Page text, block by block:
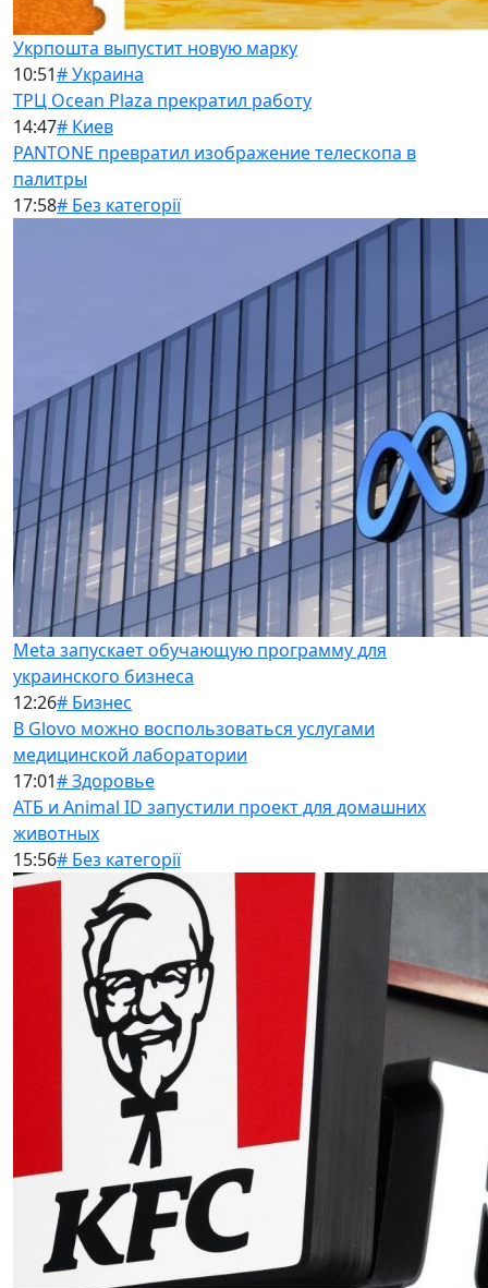
Укрпошта выпустит новую марку
10:51# Украина
ТРЦ Ocean Plaza прекратил работу
14:47# Киев
PANTONE превратил изображение телескопа в
палитры
17:58# Без категорії
Meta запускает обучающую программу для
украинского бизнеса
12:26# Бизнес
В Glovo можно воспользоваться услугами
медицинской лаборатории
17:01# Здоровье
АТБ и Animal ID запустили проект для домашних
животных
15:56# Без категорії